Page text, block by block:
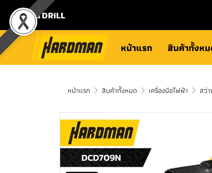
⛾ DRiLL
หน้าแรก สินค้าทั้งห
หน้าแรก สินค้าทั้งหมด เครื่องมือไฟฟ้า สว่